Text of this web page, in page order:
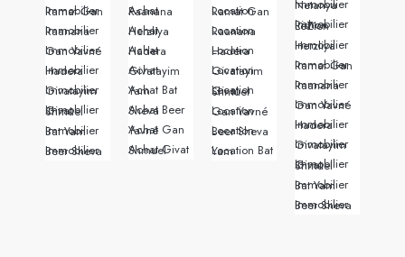
Immobilier Ramat Gan
Immobilier Raanana
Immobilier Gan Yavné
Immobilier Hadera
Immobilier Givatayim
Immobilier Givat Shmuel
Immobilier Bat Yam
Immobilier Beer Sheva
Achat Raanana
Achat Herzliya
Achat Hadera
Achat Givatayim
Achat Bat Yam
Achat Beer Sheva
Achat Gan Yavné
Achat Givat Shmuel
Location Ramat Gan
Location Raanana
Location Hadera
Location Givatayim
Location Givat Shmuel
Location Gan Yavné
Location Beer Sheva
Location Bat Yam
Immobilier Netanya
Immobilier Rishon LeZion
Immobilier Herzliya
Immobilier Ramat Gan
Immobilier Raanana
Immobilier Gan Yavné
Immobilier Hadera
Immobilier Givatayim
Immobilier Givat Shmuel
Immobilier Bat Yam
Immobilier Beer Sheva